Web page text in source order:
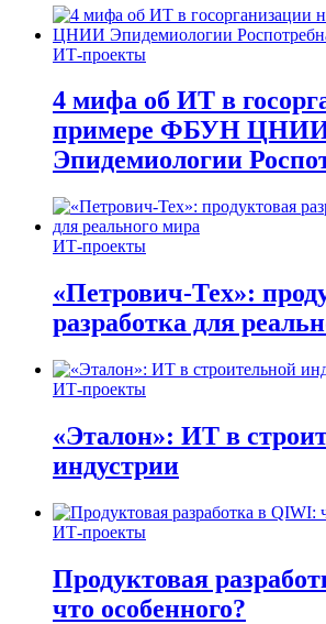
ИТ-проекты
4 мифа об ИТ в
примере ФБУН
Эпидемиологии
ИТ-проекты
«Петрович-Тех»:
разработка для
ИТ-проекты
«Эталон»: ИТ в
индустрии
ИТ-проекты
Продуктовая
что особенного?